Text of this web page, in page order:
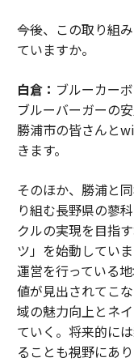
――今後、この取り
ていますか。
白倉： ブルーカー
ブルーバーガーの
勝浦市の皆さんと
きます。
そのほか、勝浦と
り組む長野県の蓼
クルの実現を目指
ツ」を始動してい
運営を行っている
値が見出されてこ
域の魅力向上とネ
ていく。将来的に
ることも視野にあり